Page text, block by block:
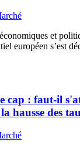
et
européen s’est
cap : faut-il
hausse des